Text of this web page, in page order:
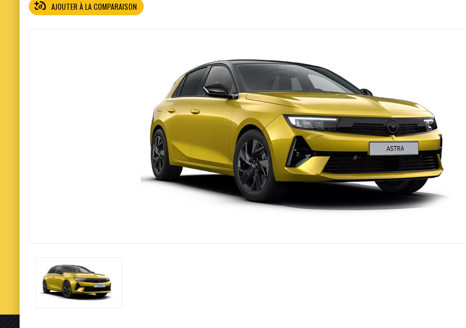
AJOUTER À LA COMPARAISON